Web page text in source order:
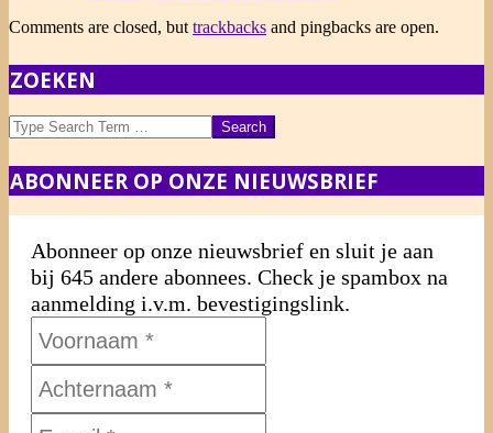
Comments are closed, but trackbacks and pingbacks are open.
ZOEKEN
Search
ABONNEER OP ONZE NIEUWSBRIEF
Abonneer op onze nieuwsbrief en sluit je aan
bij 645 andere abonnees. Check je spambox na
aanmelding i.v.m. bevestigingslink.